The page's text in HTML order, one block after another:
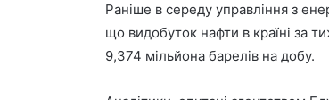
Раніше в середу управління з
що видобуток нафти в країні за
9,374 мільйона барелів на добу.